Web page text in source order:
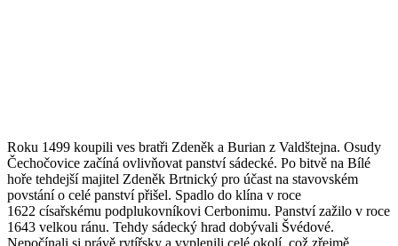
Roku 1499 koupili ves bratři Zdeněk a Burian z Valdštejna. Osudy
Čechočovice začíná ovlivňovat panství sádecké. Po bitvě na Bílé
hoře tehdejší majitel Zdeněk Brtnický pro účast na stavovském
povstání o celé panství přišel. Spadlo do klína v roce
1622 císařskému podplukovníkovi Cerbonimu. Panství zažilo v roce
1643 velkou ránu. Tehdy sádecký hrad dobývali Švédové.
Nepočínali si právě rytířsky a vyplenili celé okolí, což zřejmě